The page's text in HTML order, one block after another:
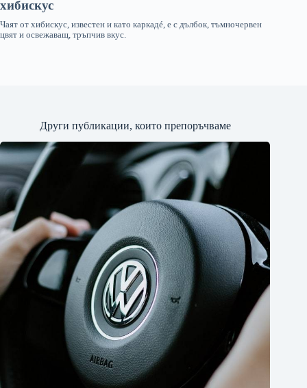
Други публикации, които препоръчваме